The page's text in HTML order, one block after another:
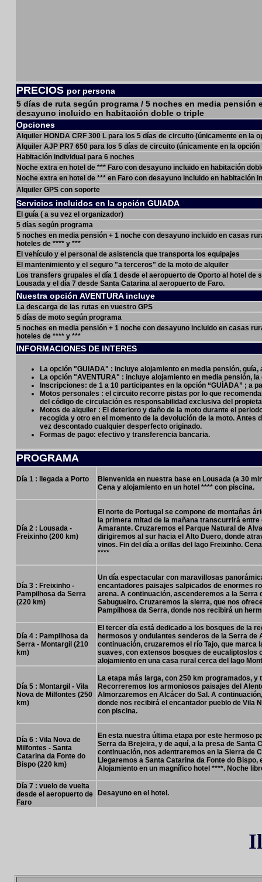
PRECIOS por persona
5 días de ruta según programa / 5 noches en media
desayuno incluido en habitación doble o triple
Opciones
Alquiler HONDA CRF 300 L para los 5 días de circuito (únicamente en la
Alquiler AJP PR7 650 para los 5 días de circuito (únicamente en la
Habitación individual para 6 noches
Noche extra en hotel de *** Faro con desayuno incluido en habitación
Noche extra en hotel de *** en Faro con desayuno incluido en habitación
Alquiler GPS con soporte
Servicios incluidos en la opción GUIADA
El guía ( a su vez el organizador)
5 días según programa
5 noches en media pensión + 1 noche con desayuno incluido en casas
hoteles de **** y ***
El vehículo y el personal de asistencia que transporta los equipajes
El mantenimiento y el seguro "a terceros" de la moto de alquiler
Los transfers grupales el día 1 desde el aeropuerto de Oporto al hotel de
Lousada y el día 7 desde Santa Catarina al aeropuerto de Faro.
Nuestra opción AVENTURA incluye
La descarga de las rutas en vuestro GPS
5 días de moto según programa
5 noches en media pensión + 1 noche con desayuno incluido en casas
hoteles de **** y ***
INFORMACIONES DE INTERES
La opción "GUIADA" : incluye alojamiento en media pensión,
La opción "AVENTURA" : incluye alojamiento en media pensión,
Inscripciones: de 1 a 10 participantes en la opción “GUÍADA” ; a
Motos personales : el circuito recorre pistas por lo que
del código de circulación es responsabilidad exclusiva del
Motos de alquiler : El deterioro y daño de la moto durante el
recogida y otro en el momento de la devolución de la moto. Antes
vez descontado cualquier desperfecto originado.
Formas de pago: efectivo y transferencia bancaria.
PROGRAMA
Día 1 : llegada a Porto
Bienvenida en nuestra base en Lousada (a 30
Cena y alojamiento en un hotel **** con piscina.
Día 2 : Lousada -
Freixinho (200 km)
El norte de Portugal se compone de montañas
la primera mitad de la mañana transcurrirá
Amarante. Cruzaremos el Parque Natural de
dirigiremos al sur hacia el Alto Duero, donde
vinos. Fin del día a orillas del lago Freixinho.
****
Día 3 : Freixinho -
Pampilhosa da Serra
(220 km)
Un día espectacular con maravillosas
encantadores paisajes salpicados de enormes
arena. A continuación, ascenderemos a la
Sabugueiro. Cruzaremos la sierra, que nos
Pampilhosa da Serra, donde nos recibirá un
Día 4 : Pampilhosa da
Serra - Montargil (210
km)
El tercer día está dedicado a los bosques de la
hermosos y ondulantes senderos de la Serra
continuación, cruzaremos el río Tajo, que marca
suaves, con extensos bosques de
alojamiento en una casa rural cerca del lago
Día 5 : Montargil - Vila
Nova de Milfontes (250
km)
La etapa más larga, con 250 km programados,
Recorreremos los armoniosos paisajes del
Almorzaremos en Alcácer do Sal. A
donde nos recibirá el encantador pueblo de Vila
con piscina.
Día 6 : Vila Nova de
Milfontes - Santa
Catarina da Fonte do
Bispo (220 km)
En esta nuestra última etapa por este hermoso
Serra da Brejeira, y de aquí, a la presa de Santa
continuación, nos adentraremos en la Sierra de
Llegaremos a Santa Catarina da Fonte do
Alojamiento en un magnífico hotel ****. Noche
Día 7 : vuelo de vuelta
desde el aeropuerto de
Faro
Desayuno en el hotel.